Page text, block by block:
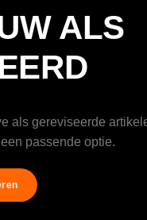
ALS
als gereviseerde
passende optie.